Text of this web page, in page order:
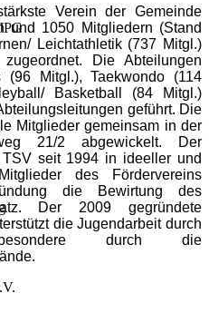
Verein der Gemeinde
und 1050 Mitgliedern (Stand
Leichtathletik (737 Mitgl.)
Die Abteilungen
Mitgl.), Taekwondo (114
Basketball (84 Mitgl.)
geführt. Die
Mitglieder gemeinsam in der
21/2 abgewickelt. Der
seit 1994 in ideeller und
des Fördervereins
die Bewirtung des
Der 2009 gegründete
die Jugendarbeit durch
durch die